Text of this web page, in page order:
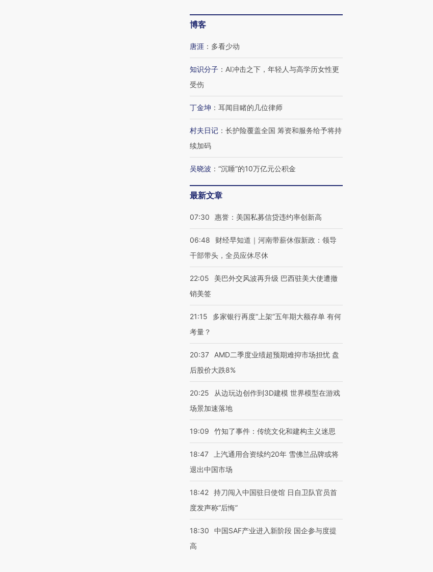
博客
唐涯 ： 多看少动
知识分子 ： AI冲击之下，年轻人与高学历女性更
受伤
丁金坤 ： 耳闻目睹的几位律师
村夫日记 ： 长护险覆盖全国 筹资和服务给予将持
续加码
吴晓波 ： “沉睡”的10万亿元公积金
最新文章
07:30 惠誉：美国私募信贷违约率创新高
06:48
财经早知道｜河南带薪休假新政：领导
干部带头，全员应休尽休
22:05
美巴外交风波再升级 巴西驻美大使遭撤
销美签
21:15
多家银行再度“上架”五年期大额存单 有何
考量？
20:37
AMD二季度业绩超预期难抑市场担忧 盘
后股价大跌8%
20:25
从边玩边创作到3D建模 世界模型在游戏
场景加速落地
19:09 竹知了事件：传统文化和建构主义迷思
18:47
上汽通用合资续约20年 雪佛兰品牌或将
退出中国市场
18:42 持刀闯入中国驻日使馆 日自卫队官员首
度发声称“后悔”
18:30
中国SAF产业进入新阶段 国企参与度提
高